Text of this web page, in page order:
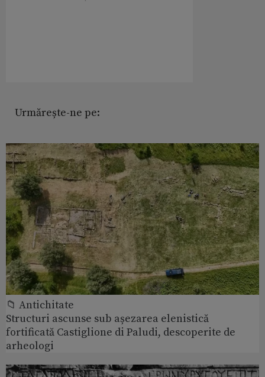
Urmărește-ne pe:
📁 Antichitate
Structuri ascunse sub așezarea elenistică
fortificată Castiglione di Paludi, descoperite de
arheologi